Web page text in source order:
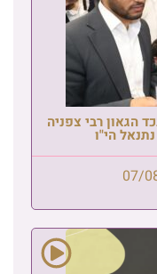
הגאון רבי צפניה
הי"ו
07/